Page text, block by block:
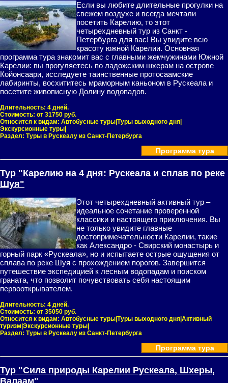
Если вы любите длительные прогулки на
свежем воздухе и всегда мечтали
посетить Карелию, то этот
четырехдневный тур из Санкт -
Петербурга для вас! Вы увидите всю
красоту южной Карелии. Основная
программа тура знакомит вас с главными жемчужинами Южной
Карелии: вы прогуляетесь по ладожским шхерам на острове
Койонсаари, исследуете таинственные протосаамские
лабиринты, восхититесь мраморным каньоном в Рускеала и
посетите живописную Долину водопадов.
Длительность: 4 дней.
Стоимость: от 31750 руб.
Относится к видам: Автобусные туры|Туры выходного дня|
Экскурсионные туры|
Раздел: Туры в Рускеалу из Санкт-Петербурга
Программа тура
Тур "Карелию на 4 дня: Рускеала и сплав по реке
Шуя"
Этот четырехдневный активный тур –
идеальное сочетание проверенной
классики и настоящего приключения. Вы
не только увидите главные
достопримечательности Карелии, такие
как Александро - Свирский монастырь и
горный парк «Рускеала», но и испытаете острые ощущения от
сплава по реке Шуя с прохождением порогов. Завершится
путешествие экспедицией к лесным водопадам и поиском
граната, что позволит почувствовать себя настоящим
первооткрывателем.
Длительность: 4 дней.
Стоимость: от 35050 руб.
Относится к видам: Автобусные туры|Туры выходного дня|Активный
туризм|Экскурсионные туры|
Раздел: Туры в Рускеалу из Санкт-Петербурга
Программа тура
Тур "Сила природы Карелии Рускеала, Шхеры,
Валаам"